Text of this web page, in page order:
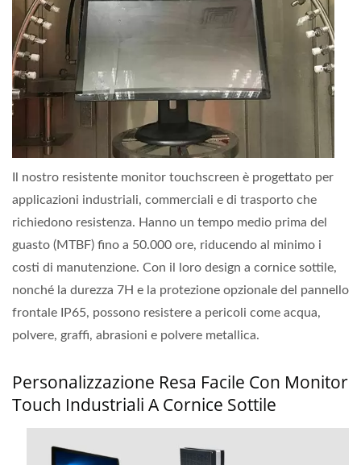
Il nostro resistente monitor touchscreen è progettato per
applicazioni industriali, commerciali e di trasporto che
richiedono resistenza. Hanno un tempo medio prima del
guasto (MTBF) fino a 50.000 ore, riducendo al minimo i
costi di manutenzione. Con il loro design a cornice sottile,
nonché la durezza 7H e la protezione opzionale del pannello
frontale IP65, possono resistere a pericoli come acqua,
polvere, graffi, abrasioni e polvere metallica.
Personalizzazione Resa Facile Con Monitor
Touch Industriali A Cornice Sottile